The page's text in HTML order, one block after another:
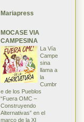
Mariapress
MOCASE VIA
CAMPESINA
La Vía
Campe
sina
llama a
la
Cumbr
e de los Pueblos
“Fuera OMC –
Construyendo
Alternativas” en el
marco de la XI